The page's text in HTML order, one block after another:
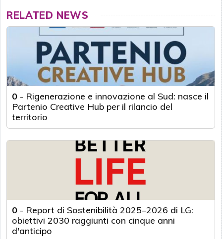
RELATED NEWS
0 - Rigenerazione e innovazione al Sud: nasce il
Partenio Creative Hub per il rilancio del
territorio
0 - Report di Sostenibilità 2025–2026 di LG:
obiettivi 2030 raggiunti con cinque anni
d'anticipo